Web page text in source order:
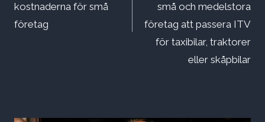
kostnaderna för små
företag
små och medelstora
företag att passera ITV
för taxibilar, traktorer
eller skåpbilar